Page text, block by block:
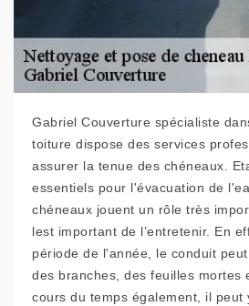
Gabriel Couverture spécialiste
toiture dispose des services
assurer la tenue des chéneaux.
essentiels pour l'évacuation de
chéneaux jouent un rôle très
lest important de l’entretenir. En
période de l'année, le conduit
des branches, des feuilles mortes
cours du temps également, il peut